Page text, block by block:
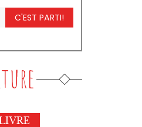
C'EST PARTI!